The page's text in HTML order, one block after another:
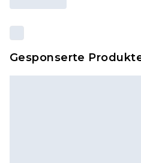
Gesponserte